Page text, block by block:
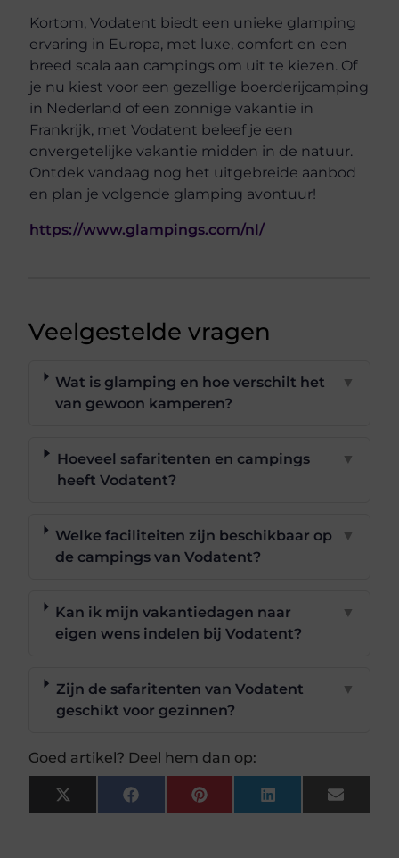
Kortom, Vodatent biedt een unieke glamping
ervaring in Europa, met luxe, comfort en een
breed scala aan campings om uit te kiezen. Of
je nu kiest voor een gezellige boerderijcamping
in Nederland of een zonnige vakantie in
Frankrijk, met Vodatent beleef je een
onvergetelijke vakantie midden in de natuur.
Ontdek vandaag nog het uitgebreide aanbod
en plan je volgende glamping avontuur!
https://www.glampings.com/nl/
Veelgestelde vragen
Wat is glamping en hoe verschilt het
van gewoon kamperen?
▼
Hoeveel safaritenten en campings
heeft Vodatent?
▼
Welke faciliteiten zijn beschikbaar op
de campings van Vodatent?
▼
Kan ik mijn vakantiedagen naar
eigen wens indelen bij Vodatent?
▼
Zijn de safaritenten van Vodatent
geschikt voor gezinnen?
▼
Goed artikel? Deel hem dan op:
X
(Twitter)
FacebookPinterestLinkedInEmail